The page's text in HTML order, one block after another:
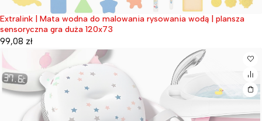
Wyprzedane
Extralink | Mata wodna do malowania rysowania wodą | plansza
sensoryczna gra duża 120x73
99,08 zł